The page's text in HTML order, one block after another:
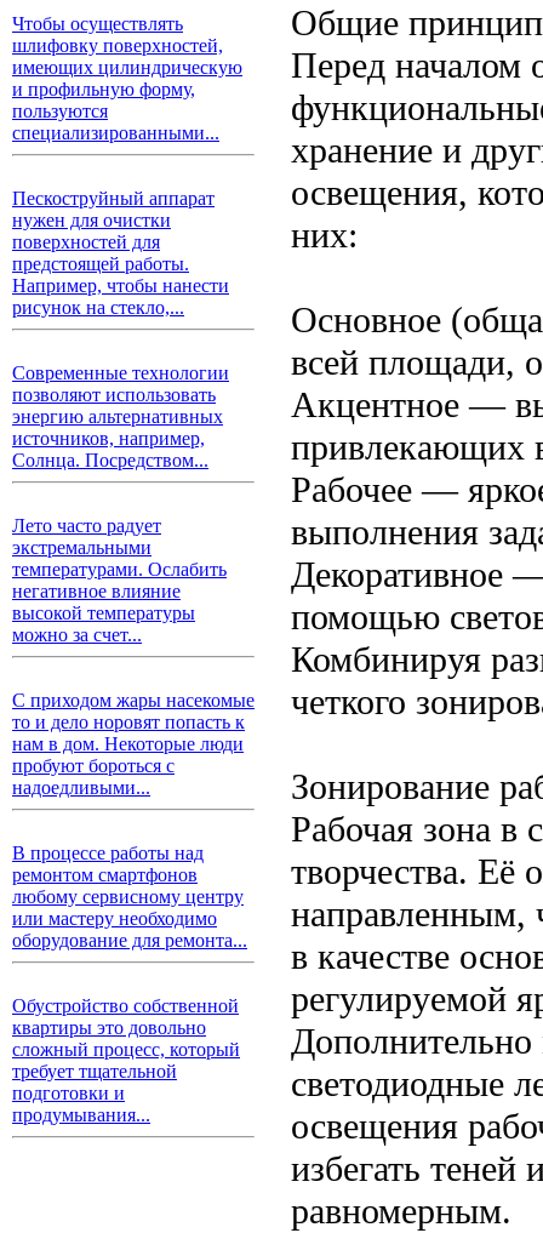
Чтобы осуществлять
шлифовку поверхностей,
имеющих цилиндрическую
и профильную форму,
пользуются
специализированными...
Пескоструйный аппарат
нужен для очистки
поверхностей для
предстоящей работы.
Например, чтобы нанести
рисунок на стекло,...
Современные технологии
позволяют использовать
энергию альтернативных
источников, например,
Солнца. Посредством...
Лето часто радует
экстремальными
температурами. Ослабить
негативное влияние
высокой температуры
можно за счет...
С приходом жары насекомые
то и дело норовят попасть к
нам в дом. Некоторые люди
пробуют бороться с
надоедливыми...
В процессе работы над
ремонтом смартфонов
любому сервисному центру
или мастеру необходимо
оборудование для ремонта...
Обустройство собственной
квартиры это довольно
сложный процесс, который
требует тщательной
подготовки и
продумывания...
Общие
Перед началом
хранение и
освещения,
них:
Основное
всей площади,
Акцентное —
привлекающих
Рабочее —
выполнения
Декоративное
помощью
Комбинируя
четкого
Зонирование
Рабочая зона
творчества.
направленным,
в качестве
регулируемой
светодиодные
освещения
избегать
равномерным.